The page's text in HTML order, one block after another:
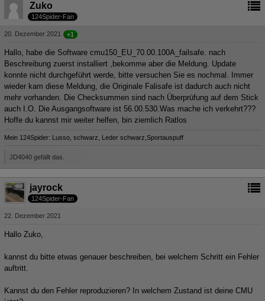
Zuko
124Spider-Fan
20. Dezember 2021 +1
Hallo, habe die Software cmu150_EU_70.00.100A_failsafe. nach
Beschreibung zuerst installiert ,bekomme aber die Meldung. Update
konnte nicht durchgeführt werde, bitte versuchen Sie es nochmal. Immer
wieder kam diese Meldung, die Originale Falisafe ist dadurch auch nicht
mehr vorhanden. Die Checksummen sind nach Überprüfung auf dem Stick
auch I.O. Die Ausgangsoftware ist 56.00.530.Was mache ich verkehrt???
Hoffe du kannst mir weiter helfen, bin ziemlich Ratlos
Mein 124Spider: Lusso, schwarz, Leder schwarz,Sportauspuff
JD4040 gefällt das.
jayrock
124Spider-Fan
22. Dezember 2021
Hallo Zuko,
kannst du bitte etwas genauer beschreiben, bei welchem Schritt ein Fehler
auftritt.
Kannst du den Fehler reproduzieren? In welchem Zustand ist deine CMU